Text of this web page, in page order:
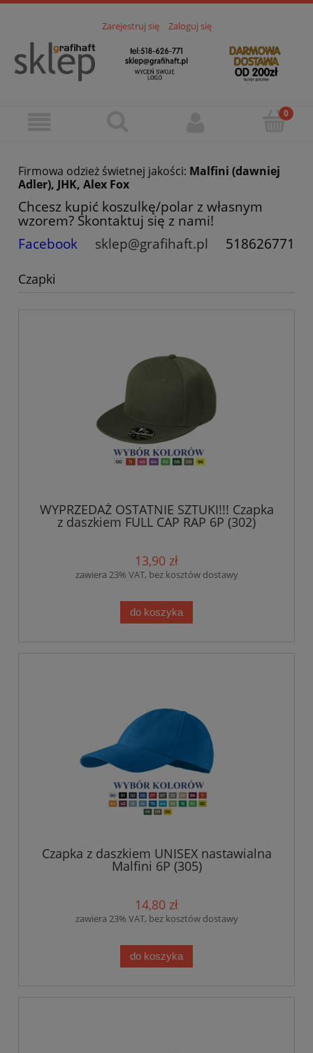
Zarejestruj się Zaloguj się
Firmowa odzież świetnej jakości: Malfini (dawniej
Adler), JHK, Alex Fox
Chcesz kupić koszulkę/polar z własnym
wzorem? Skontaktuj się z nami!
Facebook
sklep@grafihaft.pl 518626771
Czapki
WYPRZEDAŻ OSTATNIE SZTUKI!!! Czapka
z daszkiem FULL CAP RAP 6P (302)
13,90 zł
zawiera 23% VAT, bez kosztów dostawy
do koszyka
Czapka z daszkiem UNISEX nastawialna
Malfini 6P (305)
14,80 zł
zawiera 23% VAT, bez kosztów dostawy
do koszyka